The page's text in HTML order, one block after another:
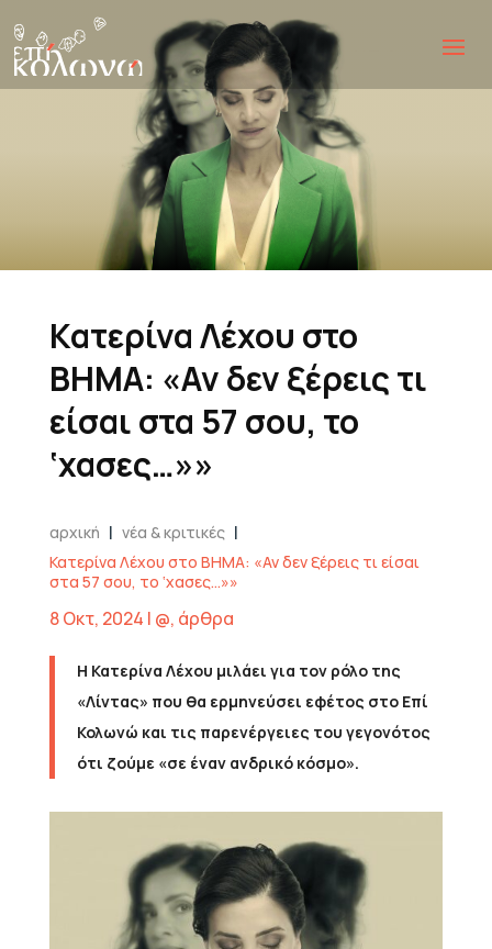
Κατερίνα Λέχου στο
ΒΗΜΑ: «Αν δεν ξέρεις τι
είσαι στα 57 σου, το
‘χασες…»»
αρχική | νέα & κριτικές |
Κατερίνα Λέχου στο ΒΗΜΑ: «Αν δεν ξέρεις τι είσαι
στα 57 σου, το ‘χασες…»»
8 Οκτ, 2024 | @, άρθρα
Η Κατερίνα Λέχου μιλάει για τον ρόλο της
«Λίντας» που θα ερμηνεύσει εφέτος στο Επί
Κολωνώ και τις παρενέργειες του γεγονότος
ότι ζούμε «σε έναν ανδρικό κόσμο».